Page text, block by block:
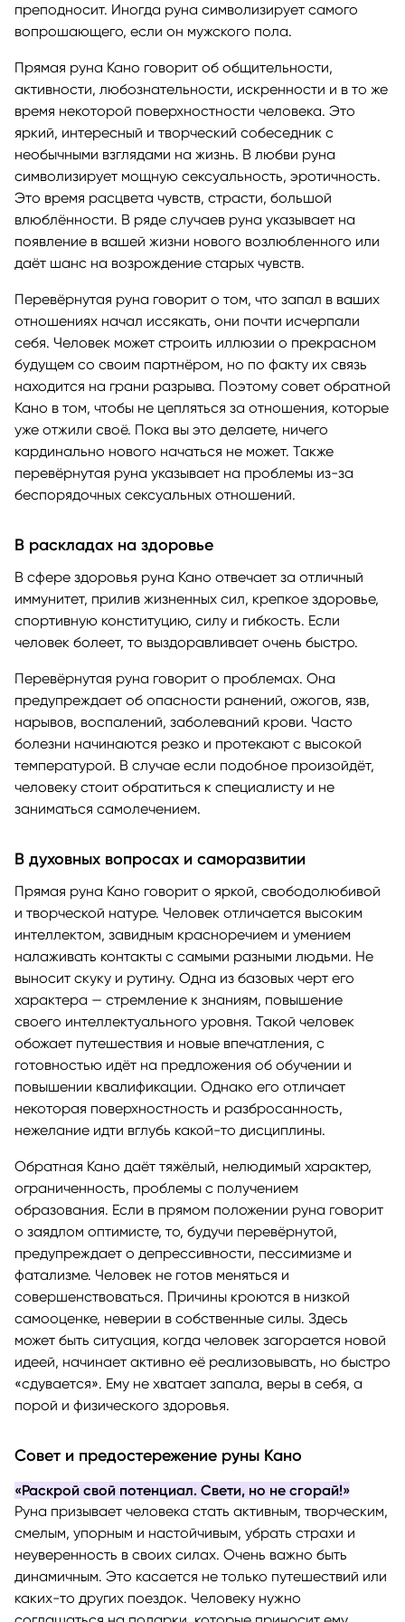
преподносит. Иногда руна символизирует самого
вопрошающего, если он мужского пола.
Прямая руна Кано говорит об общительности,
активности, любознательности, искренности и в то же
время некоторой поверхностности человека. Это
яркий, интересный и творческий собеседник с
необычными взглядами на жизнь. В любви руна
символизирует мощную сексуальность, эротичность.
Это время расцвета чувств, страсти, большой
влюблённости. В ряде случаев руна указывает на
появление в вашей жизни нового возлюбленного или
даёт шанс на возрождение старых чувств.
Перевёрнутая руна говорит о том, что запал в ваших
отношениях начал иссякать, они почти исчерпали
себя. Человек может строить иллюзии о прекрасном
будущем со своим партнёром, но по факту их связь
находится на грани разрыва. Поэтому совет обратной
Кано в том, чтобы не цепляться за отношения, которые
уже отжили своё. Пока вы это делаете, ничего
кардинально нового начаться не может. Также
перевёрнутая руна указывает на проблемы из-за
беспорядочных сексуальных отношений.
В раскладах на здоровье
В сфере здоровья руна Кано отвечает за отличный
иммунитет, прилив жизненных сил, крепкое здоровье,
спортивную конституцию, силу и гибкость. Если
человек болеет, то выздоравливает очень быстро.
Перевёрнутая руна говорит о проблемах. Она
предупреждает об опасности ранений, ожогов, язв,
нарывов, воспалений, заболеваний крови. Часто
болезни начинаются резко и протекают с высокой
температурой. В случае если подобное произойдёт,
человеку стоит обратиться к специалисту и не
заниматься самолечением.
В духовных вопросах и саморазвитии
Прямая руна Кано говорит о яркой, свободолюбивой
и творческой натуре. Человек отличается высоким
интеллектом, завидным красноречием и умением
налаживать контакты с самыми разными людьми. Не
выносит скуку и рутину. Одна из базовых черт его
характера — стремление к знаниям, повышение
своего интеллектуального уровня. Такой человек
обожает путешествия и новые впечатления, с
готовностью идёт на предложения об обучении и
повышении квалификации. Однако его отличает
некоторая поверхностность и разбросанность,
нежелание идти вглубь какой-то дисциплины.
Обратная Кано даёт тяжёлый, нелюдимый характер,
ограниченность, проблемы с получением
образования. Если в прямом положении руна говорит
о заядлом оптимисте, то, будучи перевёрнутой,
предупреждает о депрессивности, пессимизме и
фатализме. Человек не готов меняться и
совершенствоваться. Причины кроются в низкой
самооценке, неверии в собственные силы. Здесь
может быть ситуация, когда человек загорается новой
идеей, начинает активно её реализовывать, но быстро
«сдувается». Ему не хватает запала, веры в себя, а
порой и физического здоровья.
Совет и предостережение руны Кано
«Раскрой свой потенциал. Свети, но не сгорай!»
Руна призывает человека стать активным, творческим,
смелым, упорным и настойчивым, убрать страхи и
неуверенность в своих силах. Очень важно быть
динамичным. Это касается не только путешествий или
каких-то других поездок. Человеку нужно